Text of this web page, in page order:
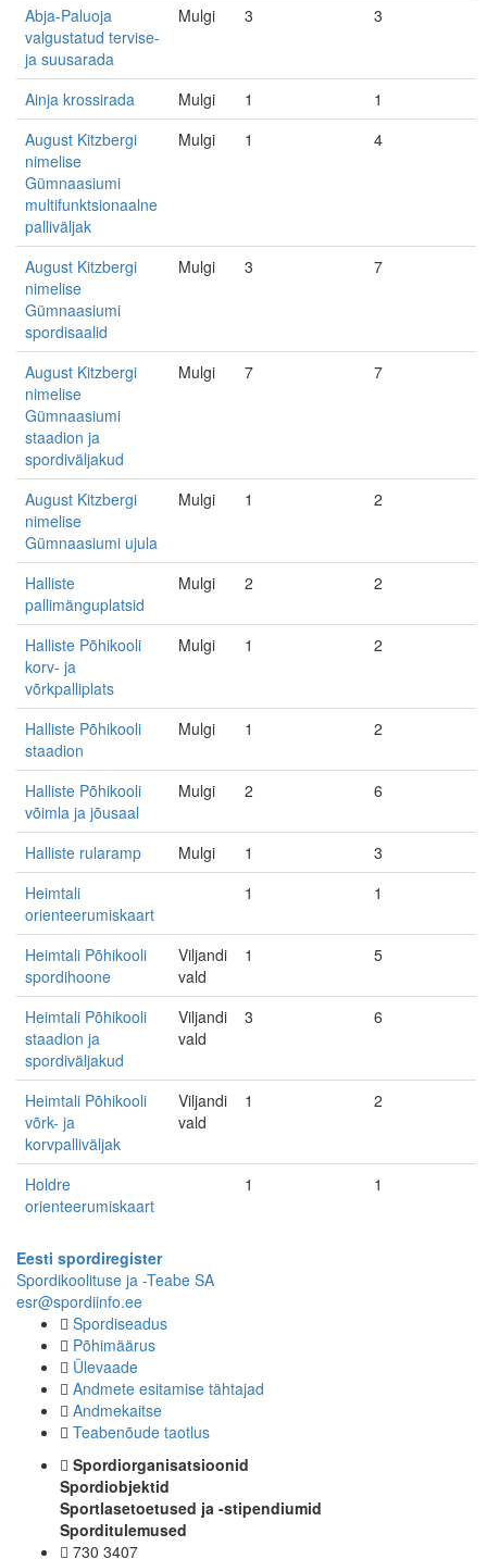
Abja-Paluoja
valgustatud tervise-
ja suusarada
Mulgi 3 3
Ainja krossirada Mulgi 1
1
August Kitzbergi
nimelise
Gümnaasiumi
multifunktsionaalne
palliväljak
Mulgi 1 4
August Kitzbergi
nimelise
Gümnaasiumi
spordisaalid
Mulgi 3 7
August Kitzbergi
nimelise
Gümnaasiumi
staadion ja
spordiväljakud
Mulgi 7 7
August Kitzbergi
nimelise
Gümnaasiumi ujula
Mulgi 1 2
Halliste
pallimänguplatsid
Mulgi 2 2
Halliste Põhikooli
korv- ja
võrkpalliplats
Mulgi 1 2
Halliste Põhikooli
staadion
Mulgi 1 2
Halliste Põhikooli
võimla ja jõusaal
Mulgi 2 6
Halliste rularamp Mulgi 1
3
Heimtali
orienteerumiskaart
1 1
Heimtali Põhikooli
spordihoone
Viljandi
vald
1 5
Heimtali Põhikooli
staadion ja
spordiväljakud
Viljandi
vald
3 6
Heimtali Põhikooli
võrk- ja
korvpalliväljak
Viljandi
vald
1 2
Holdre
orienteerumiskaart
1 1
Eesti spordiregister
Spordikoolituse ja -Teabe SA
esr@spordiinfo.ee
Spordiseadus
Põhimäärus
Ülevaade
Andmete esitamise tähtajad
Andmekaitse
Teabenõude taotlus
Spordiorganisatsioonid
Spordiobjektid
Sportlasetoetused ja -stipendiumid
Sporditulemused
730 3407